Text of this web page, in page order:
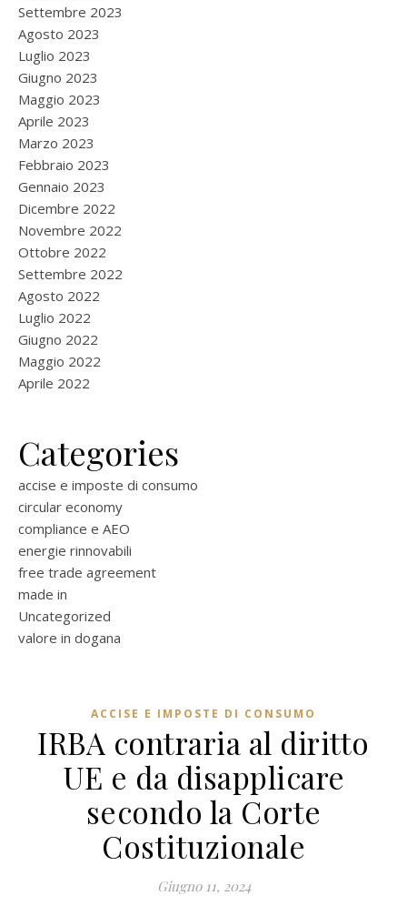
Settembre 2023
Agosto 2023
Luglio 2023
Giugno 2023
Maggio 2023
Aprile 2023
Marzo 2023
Febbraio 2023
Gennaio 2023
Dicembre 2022
Novembre 2022
Ottobre 2022
Settembre 2022
Agosto 2022
Luglio 2022
Giugno 2022
Maggio 2022
Aprile 2022
Categories
accise e imposte di consumo
circular economy
compliance e AEO
energie rinnovabili
free trade agreement
made in
Uncategorized
valore in dogana
ACCISE E IMPOSTE DI CONSUMO
IRBA contraria al diritto
UE e da disapplicare
secondo la Corte
Costituzionale
Giugno 11, 2024